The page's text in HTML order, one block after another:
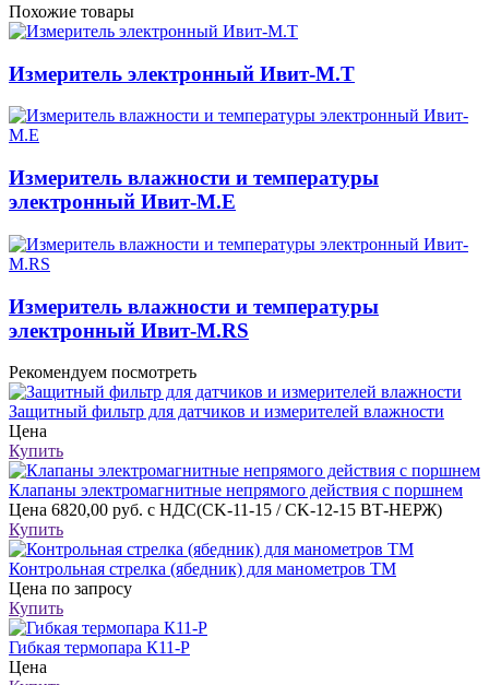
Похожие товары
Измеритель электронный Ивит-М.T
Измеритель влажности и температуры
электронный Ивит-М.Е
Измеритель влажности и температуры
электронный Ивит-М.RS
Рекомендуем посмотреть
Защитный фильтр для датчиков и измерителей влажности
Цена
Купить
Клапаны электро­маг­нит­ные непря­мо­го дейст­вия с порш­нем
Цена 6820,00 руб. с НДС(CK-11-15 / CK-12-15 ВТ-НЕРЖ)
Купить
Контрольная стрелка (ябедник) для манометров ТМ
Цена по запросу
Купить
Гибкая термопара К11-Р
Цена